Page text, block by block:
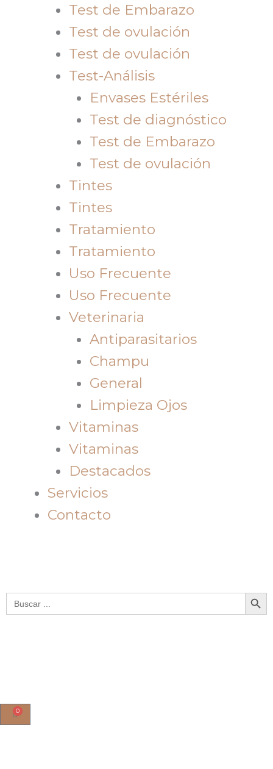
Test de Embarazo
Test de ovulación
Test de ovulación
Test-Análisis
Envases Estériles
Test de diagnóstico
Test de Embarazo
Test de ovulación
Tintes
Tintes
Tratamiento
Tratamiento
Uso Frecuente
Uso Frecuente
Veterinaria
Antiparasitarios
Champu
General
Limpieza Ojos
Vitaminas
Vitaminas
Destacados
Servicios
Contacto
Buscar: Botón de
0
Cart